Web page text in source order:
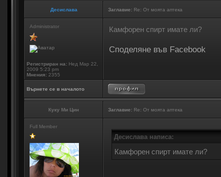
Десислава Заглавие: Re: От моята аптека
Administrator
Регистриран на: Нед Мар 22,
2009 5:23 pm
Мнения: 2355
Камфорен спирт имате ли?
Споделяне във Facebook
Върнете се в началото
Куку Ми Цин Заглавие: Re: От моята аптека
Full Member
Десислава написа:
Камфорен спирт имате ли?